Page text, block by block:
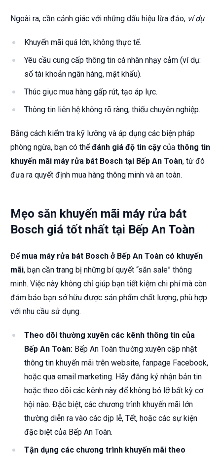
Ngoài ra, cần cảnh giác với những dấu hiệu lừa đảo, ví dụ:
Khuyến mãi quá lớn, không thực tế.
Yêu cầu cung cấp thông tin cá nhân nhạy cảm (ví dụ:
số tài khoản ngân hàng, mật khẩu).
Thúc giục mua hàng gấp rút, tạo áp lực.
Thông tin liên hệ không rõ ràng, thiếu chuyên nghiệp.
Bằng cách kiểm tra kỹ lưỡng và áp dụng các biện pháp
phòng ngừa, bạn có thểđánh giá độ tin cậy của thông tin
khuyến mãi máy rửa bát Bosch tại Bếp An Toàn, từ đó
đưa ra quyết định mua hàng thông minh và an toàn.
Mẹo săn khuyến mãi máy rửa bát
Bosch giá tốt nhất tại Bếp An Toàn
Để mua máy rửa bát Bosch ở Bếp An Toàn có khuyến
mãi, bạn cần trang bị những bí quyết “săn sale” thông
minh. Việc này không chỉ giúp bạn tiết kiệm chi phí mà còn
đảm bảo bạn sở hữu được sản phẩm chất lượng, phù hợp
với nhu cầu sử dụng.
Theo dõi thường xuyên các kênh thông tin của
Bếp An Toàn: Bếp An Toàn thường xuyên cập nhật
thông tin khuyến mãi trên website, fanpage Facebook,
hoặc qua email marketing. Hãy đăng ký nhận bản tin
hoặc theo dõi các kênh này để không bỏ lỡ bất kỳ cơ
hội nào. Đặc biệt, các chương trình khuyến mãi lớn
thường diễn ra vào các dịp lễ, Tết, hoặc các sự kiện
đặc biệt của Bếp An Toàn.
Tận dụng các chương trình khuyến mãi theo